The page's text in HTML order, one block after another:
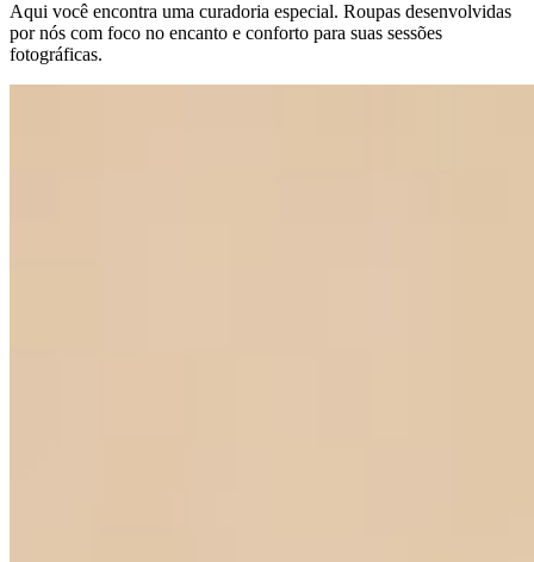
Aqui você encontra uma curadoria especial. Roupas desenvolvidas
por nós com foco no encanto e conforto para suas sessões
fotográficas.